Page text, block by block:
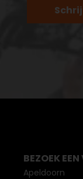
BEZOEK
Apeldoorn